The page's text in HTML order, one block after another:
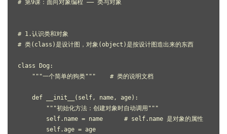
# 第9课：面向对象编程 —— 类与对象
# 1.认识类和对象
# 类(class)是设计图，对象(object)是按设计图造出来的东西
class Dog:
    """一个简单的狗类"""    # 类的说明文档
    def __init__(self, name, age):
        """初始化方法：创建对象时自动调用"""
        self.name = name      # self.name 是对象的属性
        self.age = age